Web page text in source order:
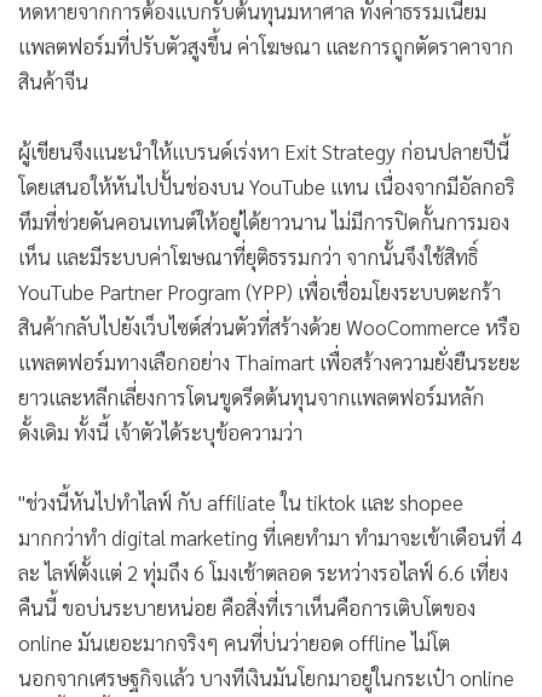
• กองทุนรวม
• Celeb Online
• Factcheck
• News1
• Gotomanager
หดหายจากการต้องแบกรับต้นทุนมหาศาล ทั้งค่าธรรมเนียม
แพลตฟอร์มที่ปรับตัวสูงขึ้น ค่าโฆษณา และการถูกตัดราคาจาก
สินค้าจีน
ผู้เขียนจึงแนะนำให้แบรนด์เร่งหา Exit Strategy ก่อนปลายปีนี้
โดยเสนอให้หันไปปั้นช่องบน YouTube แทน เนื่องจากมีอัลกอริ
ทึมที่ช่วยดันคอนเทนต์ให้อยู่ได้ยาวนาน ไม่มีการปิดกั้นการมอง
เห็น และมีระบบค่าโฆษณาที่ยุติธรรมกว่า จากนั้นจึงใช้สิทธิ์
YouTube Partner Program (YPP) เพื่อเชื่อมโยงระบบตะกร้า
สินค้ากลับไปยังเว็บไซต์ส่วนตัวที่สร้างด้วย WooCommerce หรือ
แพลตฟอร์มทางเลือกอย่าง Thaimart เพื่อสร้างความยั่งยืนระยะ
ยาวและหลีกเลี่ยงการโดนขูดรีดต้นทุนจากแพลตฟอร์มหลัก
ดั้งเดิม ทั้งนี้ เจ้าตัวได้ระบุข้อความว่า
"ช่วงนี้หันไปทำไลฟ์ กับ affiliate ใน tiktok และ shopee
มากกว่าทำ digital marketing ที่เคยทำมา ทำมาจะเข้าเดือนที่ 4
ละ ไลฟ์ตั้งแต่ 2 ทุ่มถึง 6 โมงเช้าตลอด ระหว่างรอไลฟ์ 6.6 เที่ยง
คืนนี้ ขอบ่นระบายหน่อย คือสิ่งที่เราเห็นคือการเติบโตของ
online มันเยอะมากจริงๆ คนที่บ่นว่ายอด offline ไม่โต
นอกจากเศรษฐกิจแล้ว บางทีเงินมันโยกมาอยู่ในกระเป๋า online